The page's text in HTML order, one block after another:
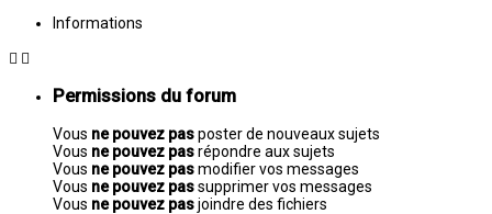
Informations
Permissions du forum
Vous ne pouvez pasposter de nouveaux sujets
Vous ne pouvez pasrépondre aux sujets
Vous ne pouvez pasmodifier vos messages
Vous ne pouvez passupprimer vos messages
Vous ne pouvez pasjoindre des fichiers